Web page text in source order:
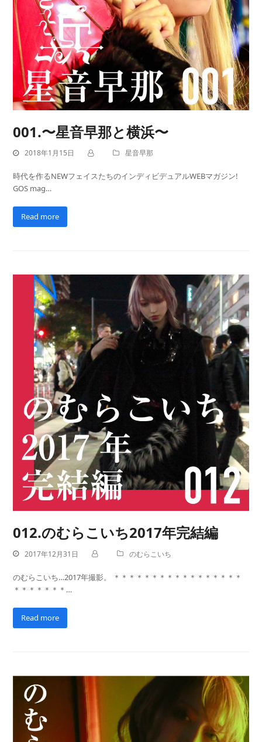
001.〜星音早那と横浜〜
2018年1月15日 星音早那
時代を作るNEWフェイスたちのインディビデュアルWEBマガジン!
GOS mag…
Read more
012.のむらこいち2017年完結編
2017年12月31日 のむらこいち
のむらこいち…2017年撮影。 ＊＊＊＊＊＊＊＊＊＊＊＊＊＊＊＊＊
＊＊＊＊＊＊＊…
Read more